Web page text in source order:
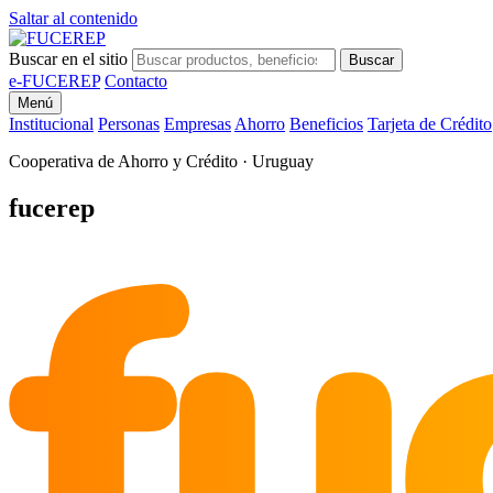
Saltar al contenido
Buscar en el sitio Buscar
e-FUCEREP Contacto
Menú
Institucional Personas Empresas Ahorro Beneficios Tarjeta de Crédito
Cooperativa de Ahorro y Crédito · Uruguay
fucerep